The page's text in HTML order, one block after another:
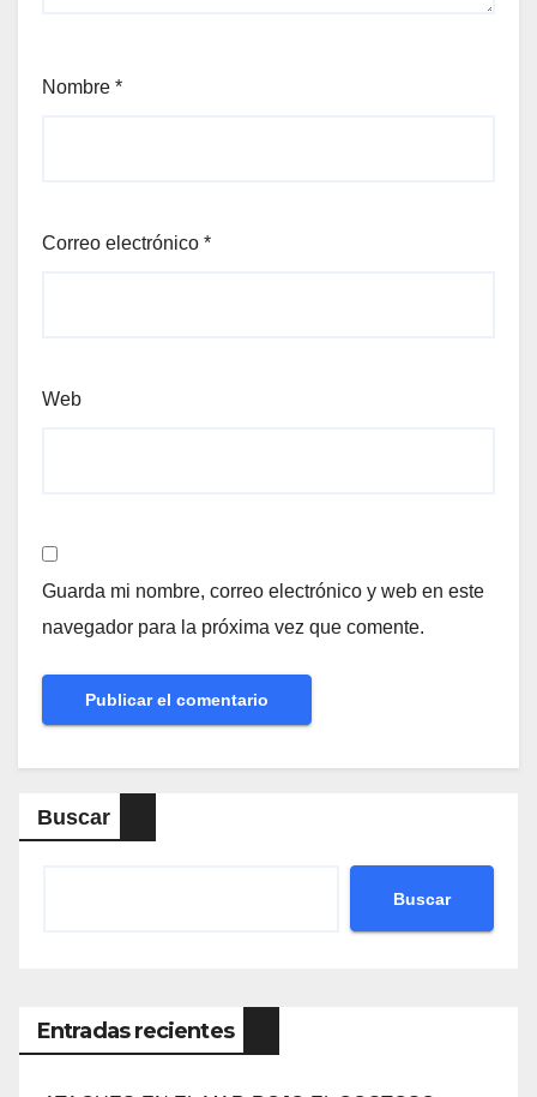
Nombre *
Correo electrónico *
Web
Guarda mi nombre, correo electrónico y web en este
navegador para la próxima vez que comente.
Buscar
Buscar
Entradas recientes